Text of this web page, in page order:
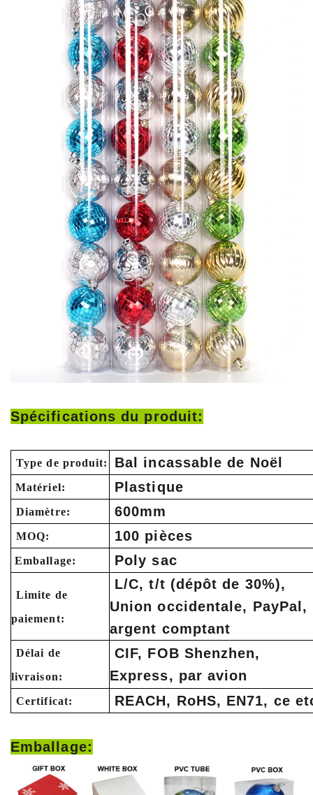
Spécifications du produit:
Type de produit: Bal incassable de Noël
Matériel: Plastique
Diamètre: 600mm
MOQ: 100 pièces
Emballage: Poly sac
Limite de
paiement:
L/C, t/t (dépôt de 30%),
Union occidentale, PayPal,
argent comptant
Délai de
livraison:
CIF, FOB Shenzhen,
Express, par avion
Certificat: REACH, RoHS, EN71, ce
Emballage: